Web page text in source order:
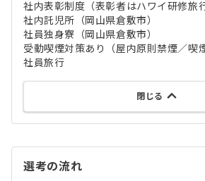
社内表彰制度（表彰者はハワイ研修旅
社内託児所（岡山県倉敷市）
社員独身寮（岡山県倉敷市）
受動喫煙対策あり（屋内原則禁煙／喫
社員旅行
閉じる
選考の流れ